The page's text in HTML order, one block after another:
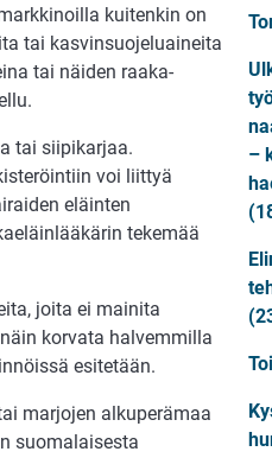
kuitenkin on
tai kasvinsuojeluaineita
tai näiden raaka-
tai siipikarjaa.
voi liittyä
eläinten
tekemää
joita ei mainita
korvata halvemmilla
esitetään.
marjojen alkuperämaa
suomalaisesta
–